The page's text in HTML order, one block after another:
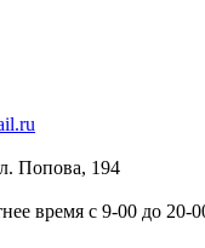
Попова, 194
время с 9-00 до 20-